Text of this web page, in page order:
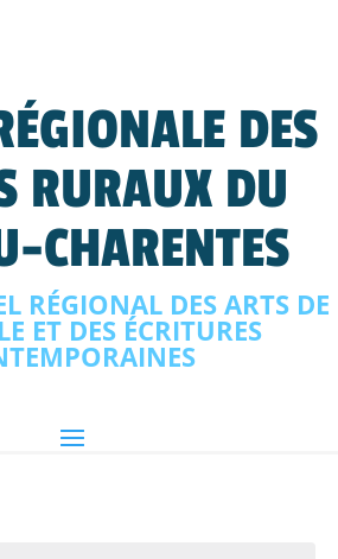
DES
RURAUX DU
CHARENTES
RÉGIONAL DES ARTS DE
ET DES ÉCRITURES